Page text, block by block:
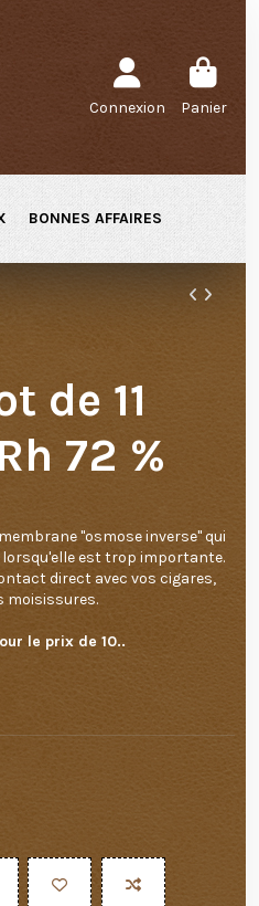
Connexion Panier
BONNES AFFAIRES
de 11
72 %
"osmose inverse" qui
lorsqu'elle est trop importante.
direct avec vos cigares,
moisissures.
le prix de 10..